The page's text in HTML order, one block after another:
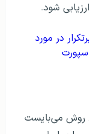
شود.
در مورد
روش می‌بایست